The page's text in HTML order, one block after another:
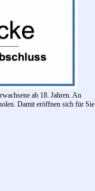
ab 18. Jahren. An
Damit eröffnen sich für Sie